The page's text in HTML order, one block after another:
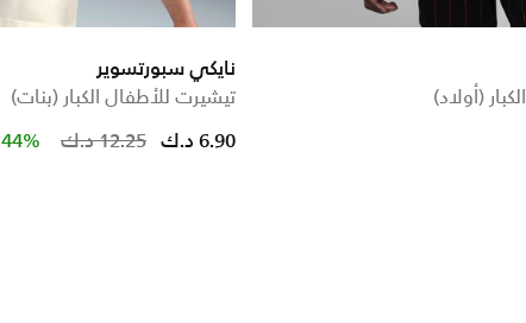
(أولاد)
نايكي سبورتسوير
تيشيرت للأطفال الكبار (بنات)
Price reduced from
12.25 د.ك 6.90 د.ك 44% خصم